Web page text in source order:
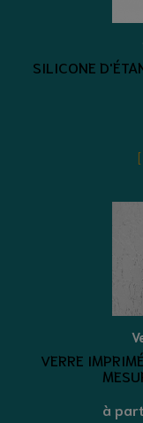
SILICONE
VERRE
à